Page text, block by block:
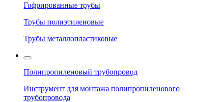
Гофрированные трубы
Трубы полиэтиленовые
Трубы металлопластиковые
Полипропиленовый трубопровод
Инструмент для монтажа полипропиленового
трубопровода